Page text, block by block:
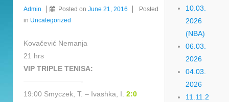
Admin Posted on June 21, 2016
Posted
in Uncategorized
Kovačević Nemanja
21 hrs
VIP TRIPLE TENISA:
————————-
19:00 Smyczek, T. – Ivashka, I. 2:0
10.03.
2026
(NBA)
06.03.
2026
04.03.
2026
11.11.2